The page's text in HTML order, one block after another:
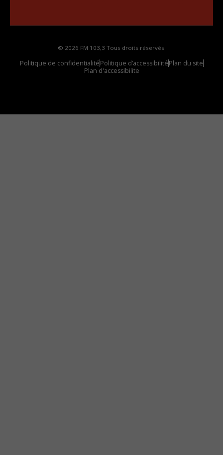
© 2026 FM 103,3 Tous droits réservés.
Politique de confidentialitéPolitique d’accessibilitéPlan du site
Plan d'accessibilite